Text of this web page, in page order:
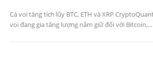
Cá voi tăng tích lũy BTC, ETH và XRP
voi đang gia tăng lượng nắm giữ đối với Bitcoin,...